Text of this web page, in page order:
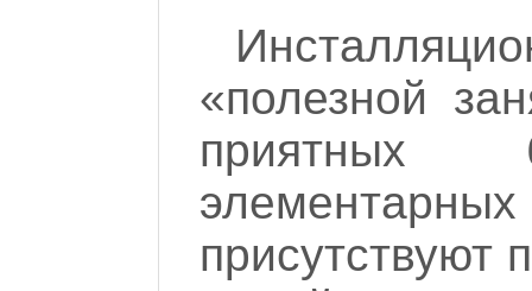
«полезной
приятных
присутствуют